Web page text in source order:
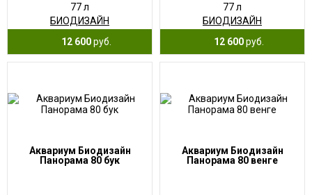
77 л
БИОДИЗАЙН
12 600руб.
77 л
БИОДИЗАЙН
12 600руб.
Аквариум Биодизайн
Панорама 80 бук
Аквариум Биодизайн
Панорама 80 венге